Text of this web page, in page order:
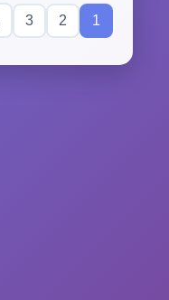
1
2
3